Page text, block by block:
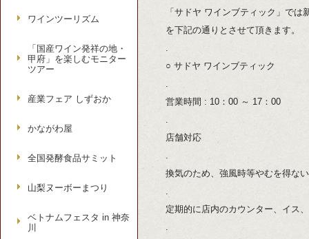
「サドヤ ワインブティック」で
を下記の通りとさせて頂きます。
.
○ サドヤ ワインブティック
.
営業時間 : 10：00 ～ 17：00
.
店舗対応
.
換気のため、強風時等やむを得な
.
定期的に店内のカウンター、イス
.
ワインツーリズム
「国産ワイン発祥の地・
甲府」を楽しむモニター
ツアー
産業フェア しずおか
かながわ屋
全国発酵食品サミット
山梨ヌーボーまつり
ベトナムフェスタ in 神奈
川